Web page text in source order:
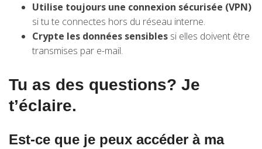
Utilise toujours une connexion sécurisée (VPN)
si tu te connectes hors du réseau interne.
Crypte les données sensibles si elles doivent être
transmises par e-mail.
Tu as des questions? Je
t’éclaire.
Est-ce que je peux accéder à ma